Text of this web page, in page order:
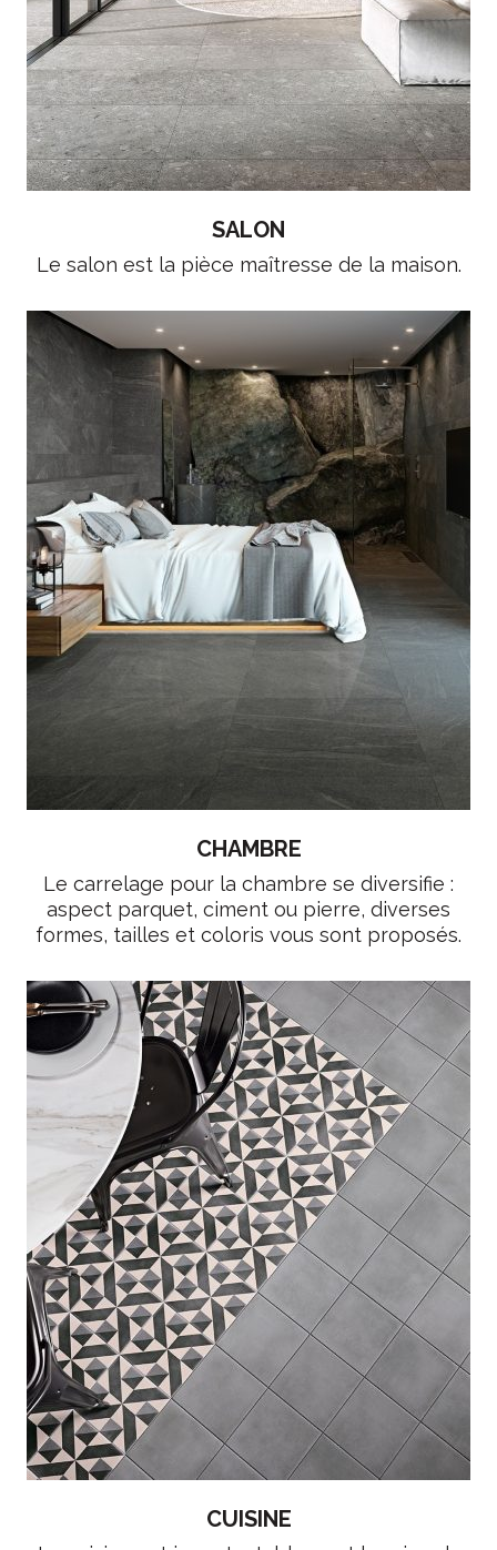
SALON
Le salon est la pièce maîtresse de la maison.
CHAMBRE
Le carrelage pour la chambre se diversifie :
aspect parquet, ciment ou pierre, diverses
formes, tailles et coloris vous sont proposés.
CUISINE